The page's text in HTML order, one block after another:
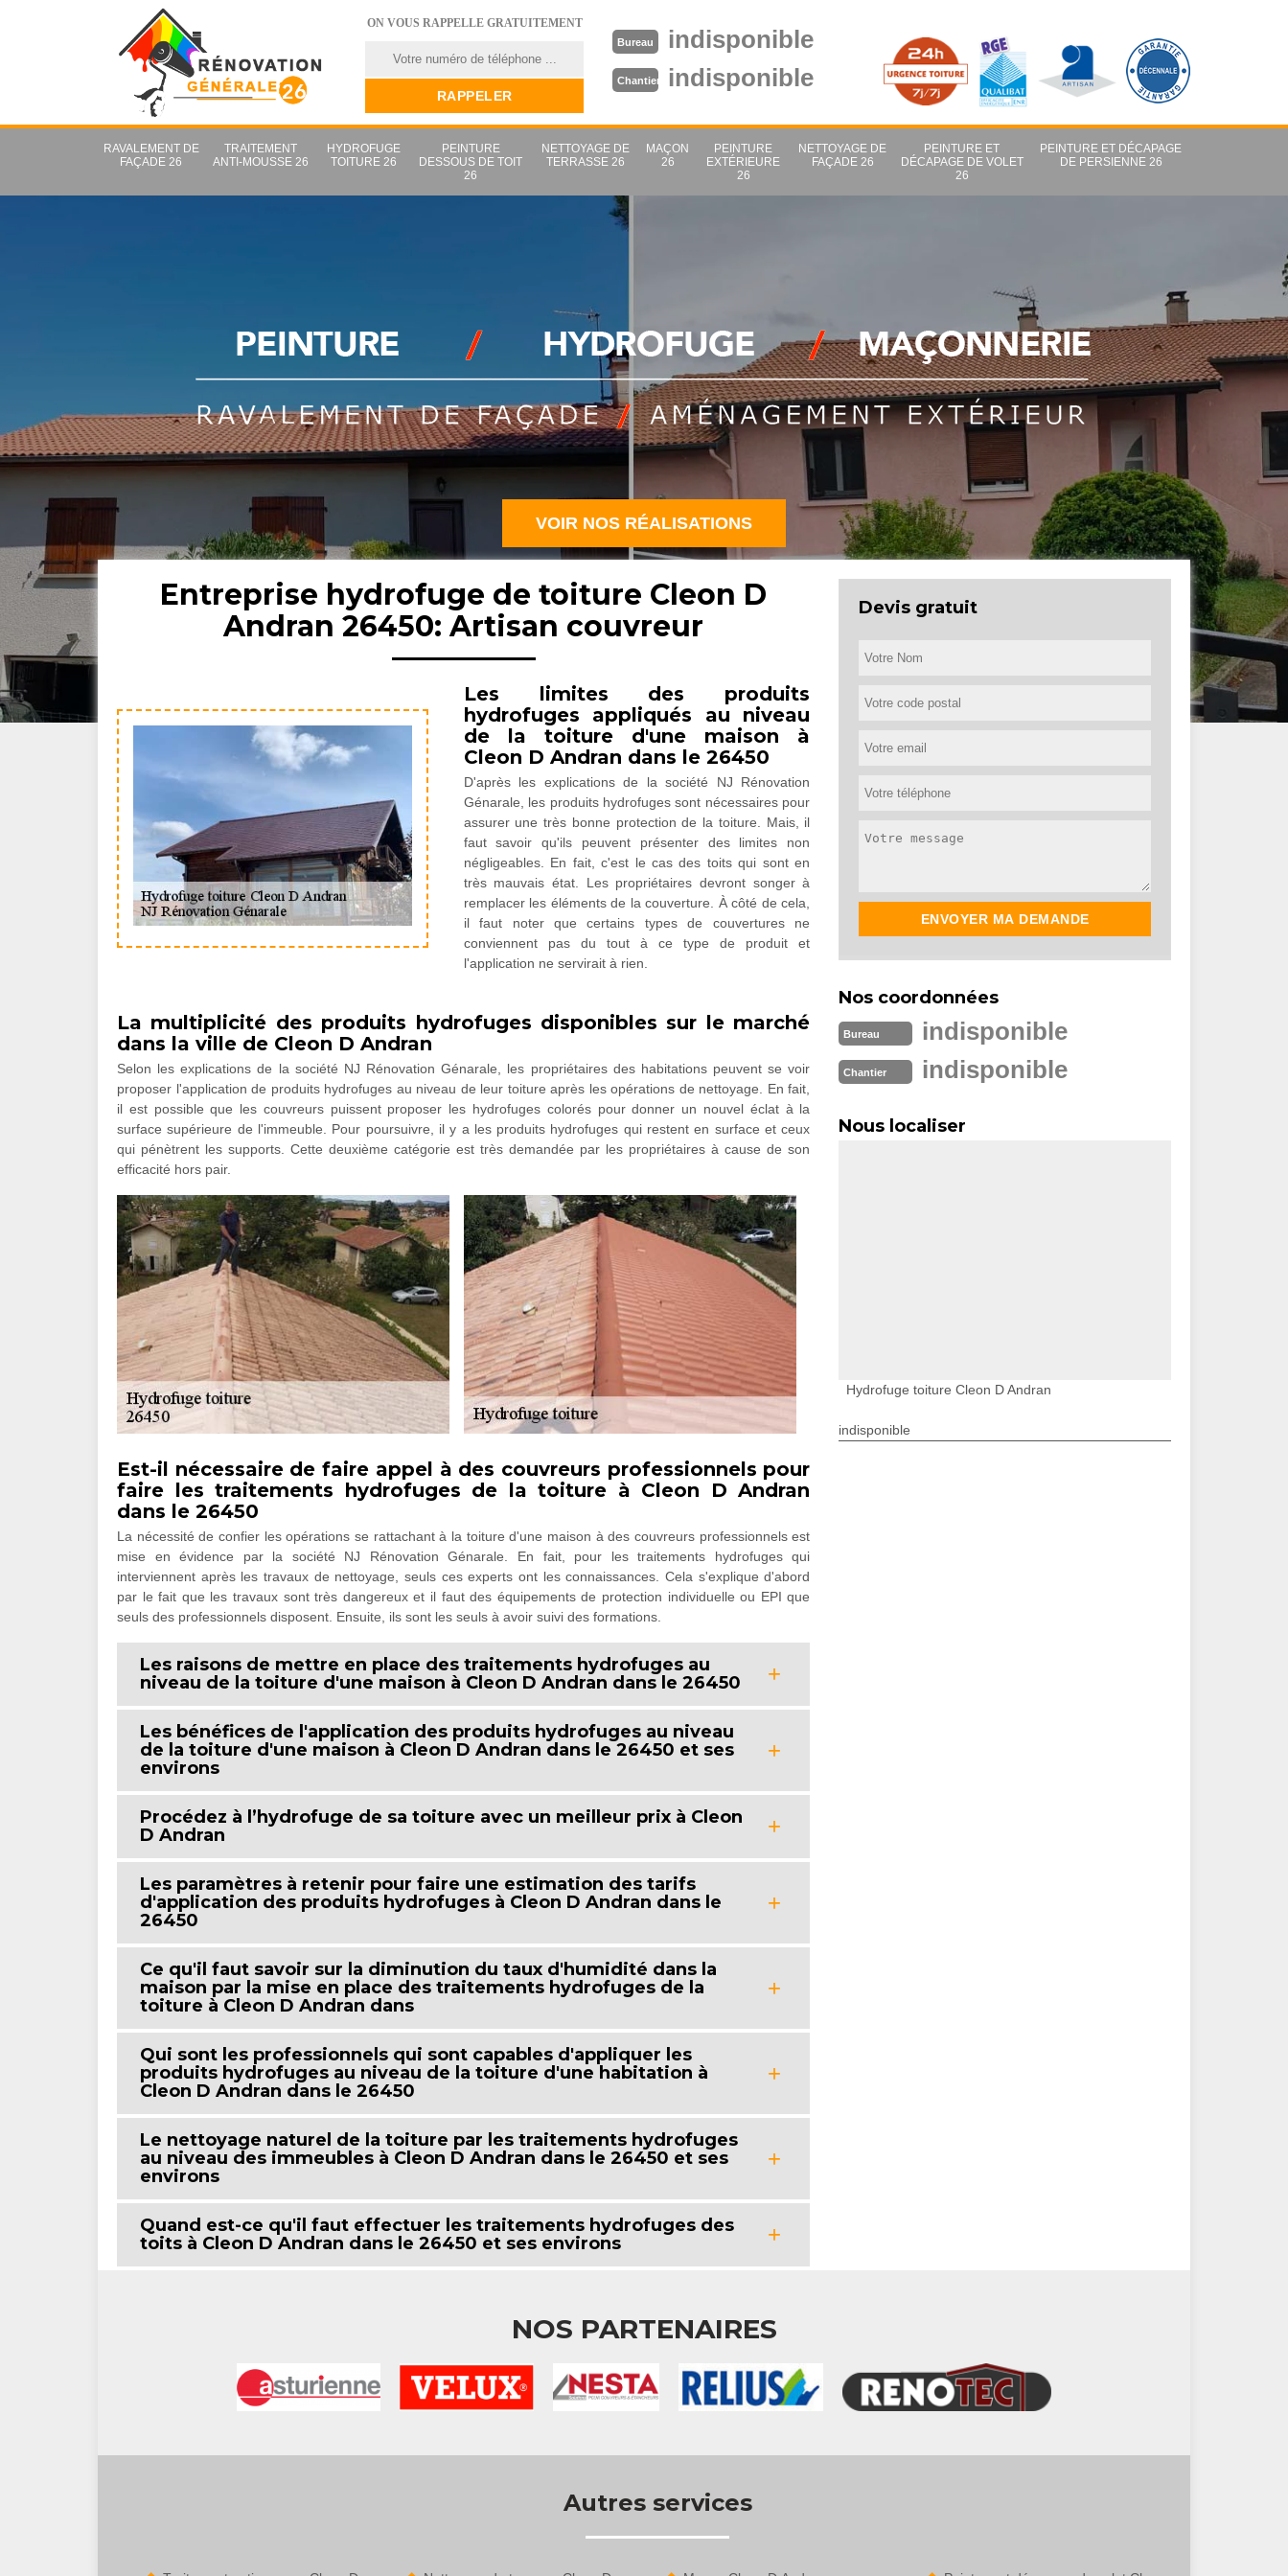
ON VOUS RAPPELLE GRATUITEMENT
Bureau indisponible
Chantier indisponible
RAVALEMENT DE
FAÇADE 26
TRAITEMENT
ANTI-MOUSSE 26
HYDROFUGE
TOITURE 26
PEINTURE
DESSOUS DE TOIT
26
NETTOYAGE DE
TERRASSE 26
MAÇON
26
PEINTURE
EXTÉRIEURE
26
NETTOYAGE DE
FAÇADE 26
PEINTURE ET
DÉCAPAGE DE VOLET
26
PEINTURE ET DÉCAPAGE
DE PERSIENNE 26
VOIR NOS RÉALISATIONS
Entreprise hydrofuge de toiture Cleon D
Andran 26450: Artisan couvreur
Les limites des produits
hydrofuges appliqués au niveau
de la toiture d'une maison à
Cleon D Andran dans le 26450
D'après les explications de la société NJ Rénovation
Génarale, les produits hydrofuges sont nécessaires pour
assurer une très bonne protection de la toiture. Mais, il
faut savoir qu'ils peuvent présenter des limites non
négligeables. En fait, c'est le cas des toits qui sont en
très mauvais état. Les propriétaires devront songer à
remplacer les éléments de la couverture. À côté de cela,
il faut noter que certains types de couvertures ne
conviennent pas du tout à ce type de produit et
l'application ne servirait à rien.
La multiplicité des produits hydrofuges disponibles sur le marché
dans la ville de Cleon D Andran
Selon les explications de la société NJ Rénovation Génarale, les propriétaires des habitations peuvent se voir
proposer l'application de produits hydrofuges au niveau de leur toiture après les opérations de nettoyage. En fait,
il est possible que les couvreurs puissent proposer les hydrofuges colorés pour donner un nouvel éclat à la
surface supérieure de l'immeuble. Pour poursuivre, il y a les produits hydrofuges qui restent en surface et ceux
qui pénètrent les supports. Cette deuxième catégorie est très demandée par les propriétaires à cause de son
efficacité hors pair.
Est-il nécessaire de faire appel à des couvreurs professionnels pour
faire les traitements hydrofuges de la toiture à Cleon D Andran
dans le 26450
La nécessité de confier les opérations se rattachant à la toiture d'une maison à des couvreurs professionnels est
mise en évidence par la société NJ Rénovation Génarale. En fait, pour les traitements hydrofuges qui
interviennent après les travaux de nettoyage, seuls ces experts ont les connaissances. Cela s'explique d'abord
par le fait que les travaux sont très dangereux et il faut des équipements de protection individuelle ou EPI que
seuls des professionnels disposent. Ensuite, ils sont les seuls à avoir suivi des formations.
Les raisons de mettre en place des traitements hydrofuges au
niveau de la toiture d'une maison à Cleon D Andran dans le 26450
Les bénéfices de l'application des produits hydrofuges au niveau
de la toiture d'une maison à Cleon D Andran dans le 26450 et ses
environs
Procédez à l’hydrofuge de sa toiture avec un meilleur prix à Cleon
D Andran
Les paramètres à retenir pour faire une estimation des tarifs
d'application des produits hydrofuges à Cleon D Andran dans le
26450
Ce qu'il faut savoir sur la diminution du taux d'humidité dans la
maison par la mise en place des traitements hydrofuges de la
toiture à Cleon D Andran dans
Qui sont les professionnels qui sont capables d'appliquer les
produits hydrofuges au niveau de la toiture d'une habitation à
Cleon D Andran dans le 26450
Le nettoyage naturel de la toiture par les traitements hydrofuges
au niveau des immeubles à Cleon D Andran dans le 26450 et ses
environs
Quand est-ce qu'il faut effectuer les traitements hydrofuges des
toits à Cleon D Andran dans le 26450 et ses environs
Devis gratuit
Nos coordonnées
Bureau indisponible
Chantier indisponible
Nous localiser
Hydrofuge toiture Cleon D Andran
indisponible
NOS PARTENAIRES
Autres services